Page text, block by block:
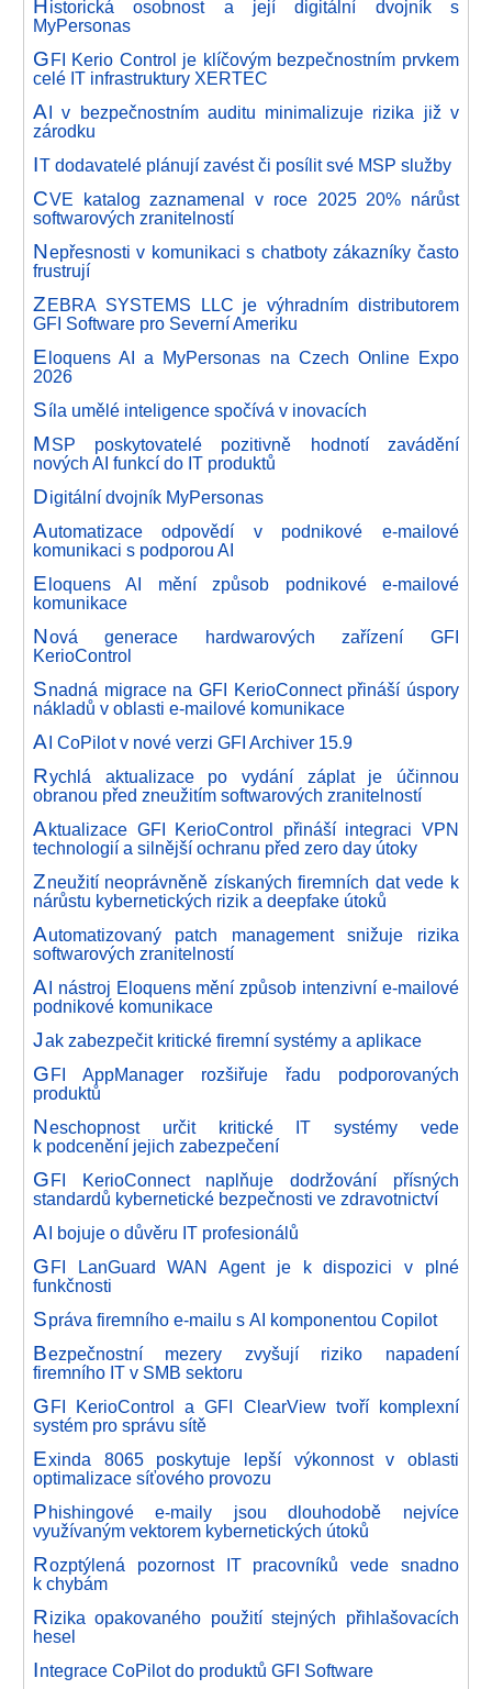
H istorická osobnost a její digitální dvojník s
MyPersonas
GFI Kerio Control je klíčovým bezpečnostním prvkem
celé IT infrastruktury XERTEC
AI v bezpečnostním auditu minimalizuje rizika již v
zárodku
IT dodavatelé plánují zavést či posílit své MSP služby
CVE katalog zaznamenal v roce 2025 20% nárůst
softwarových zranitelností
Nepřesnosti v komunikaci s chatboty zákazníky často
frustrují
ZEBRA SYSTEMS LLC je výhradním distributorem
GFI Software pro Severní Ameriku
Eloquens AI a MyPersonas na Czech Online Expo
2026
Síla umělé inteligence spočívá v inovacích
MSP poskytovatelé pozitivně hodnotí zavádění
nových AI funkcí do IT produktů
Digitální dvojník MyPersonas
Automatizace odpovědí v podnikové e-mailové
komunikaci s podporou AI
Eloquens AI mění způsob podnikové e-mailové
komunikace
Nová generace hardwarových zařízení GFI
KerioControl
Snadná migrace na GFI KerioConnect přináší úspory
nákladů v oblasti e-mailové komunikace
AI CoPilot v nové verzi GFI Archiver 15.9
Rychlá aktualizace po vydání záplat je účinnou
obranou před zneužitím softwarových zranitelností
Aktualizace GFI KerioControl přináší integraci VPN
technologií a silnější ochranu před zero day útoky
Zneužití neoprávněně získaných firemních dat vede k
nárůstu kybernetických rizik a deepfake útoků
Automatizovaný patch management snižuje rizika
softwarových zranitelností
AI nástroj Eloquens mění způsob intenzivní e-mailové
podnikové komunikace
Jak zabezpečit kritické firemní systémy a aplikace
GFI AppManager rozšiřuje řadu podporovaných
produktů
Neschopnost určit kritické IT systémy vede
k podcenění jejich zabezpečení
GFI KerioConnect naplňuje dodržování přísných
standardů kybernetické bezpečnosti ve zdravotnictví
AI bojuje o důvěru IT profesionálů
GFI LanGuard WAN Agent je k dispozici v plné
funkčnosti
Správa firemního e-mailu s AI komponentou Copilot
Bezpečnostní mezery zvyšují riziko napadení
firemního IT v SMB sektoru
GFI KerioControl a GFI ClearView tvoří komplexní
systém pro správu sítě
Exinda 8065 poskytuje lepší výkonnost v oblasti
optimalizace síťového provozu
Phishingové e-maily jsou dlouhodobě nejvíce
využívaným vektorem kybernetických útoků
Rozptýlená pozornost IT pracovníků vede snadno
k chybám
Rizika opakovaného použití stejných přihlašovacích
hesel
Integrace CoPilot do produktů GFI Software